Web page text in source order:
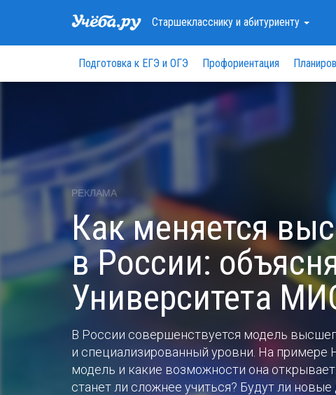
Старшеклассникуи абитуриенту
Подготовка к ЕГЭ и ОГЭ Профориентация
РЕКЛАМА
Как меняется
в России:
Университета
В России совершенствуется модель
и специализированный уровни. На
модель и какие возможности она
станет ли сложнее учиться? Будут ли